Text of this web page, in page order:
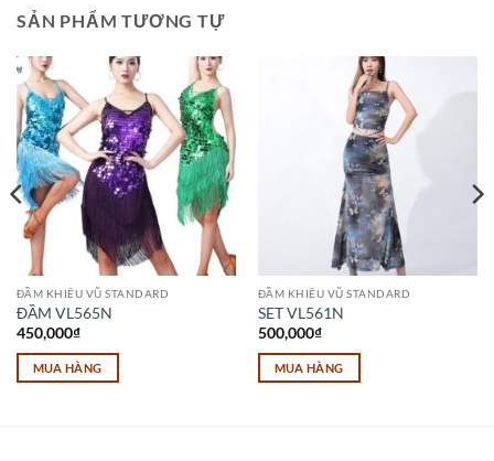
SẢN PHẨM TƯƠNG TỰ
ĐẦM KHIÊU VŨ STANDARD
ĐẦM VL565N
450,000₫
MUA HÀNG
ĐẦM KHIÊU VŨ STANDARD
SET VL561N
500,000₫
MUA HÀNG